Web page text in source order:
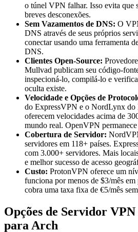
o túnel VPN falhar. Isso evita que
breves desconexões.
Sem Vazamentos de DNS: O
DNS através de seus próprios
conectar usando uma ferramenta
DNS.
Clientes Open-Source:
Mullvad publicam seu código-
inspecioná-lo, compilá-lo e
oculta existe.
Velocidade e Opções de
do ExpressVPN e o NordLynx
oferecem velocidades acima de
mundo real. OpenVPN
Cobertura de Servidor:
servidores em 118+ países.
com 3.000+ servidores. Mais
e melhor sucesso de acesso
Custo: ProtonVPN oferece um
funciona por menos de $3/mês
cobra uma taxa fixa de €5/mês
Opções de Servidor
para Arch